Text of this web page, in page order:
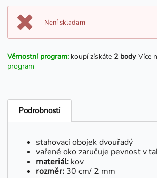
Není skladam
Věrnostní program: koupí získáte 2 bodyVíce
program
Podrobnosti
stahovací obojek dvouřadý
vařené oko zaručuje pevnost v
materiál: kov
rozměr: 30 cm/ 2 mm